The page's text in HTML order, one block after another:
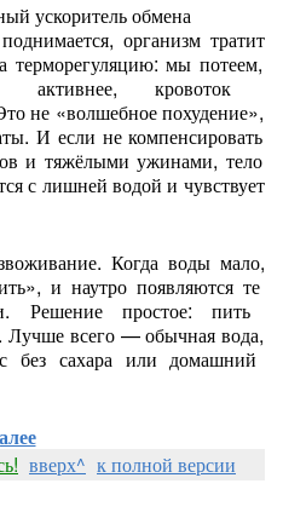
ускорительобмена
поднимается, организм тратит
терморегуляцию: мы потеем,
активнее, кровоток
не «волшебноепохудение»,
И если некомпенсировать
и тяжёлыми ужинами, тело
с лишней водой и чувствует
Когдаводымало,
и наутро появляются те
Решениепростое: пить
Лучше всего— обычная вода,
без сахараили домашний
вверх^ к полной версии